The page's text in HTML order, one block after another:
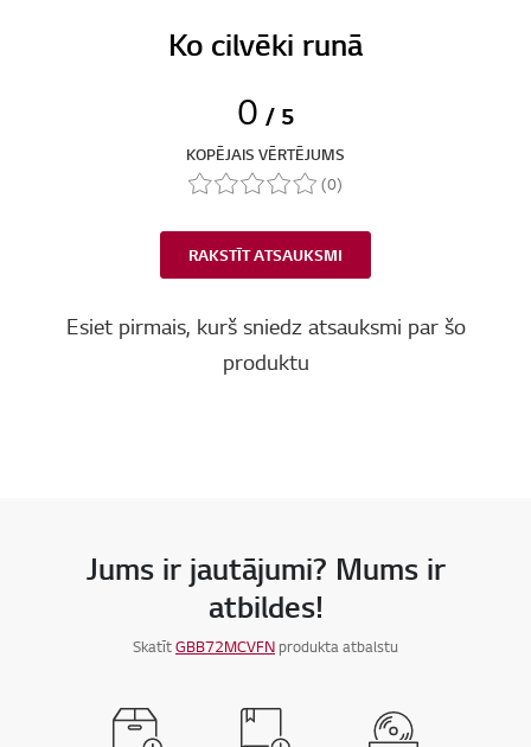
Ko cilvēki runā
0 / 5
KOPĒJAIS VĒRTĒJUMS
(0)
RAKSTĪT ATSAUKSMI
Esiet pirmais, kurš sniedz atsauksmi par šo
produktu
Jums ir jautājumi? Mums ir
atbildes!
SkatītGBB72MCVFNprodukta atbalstu